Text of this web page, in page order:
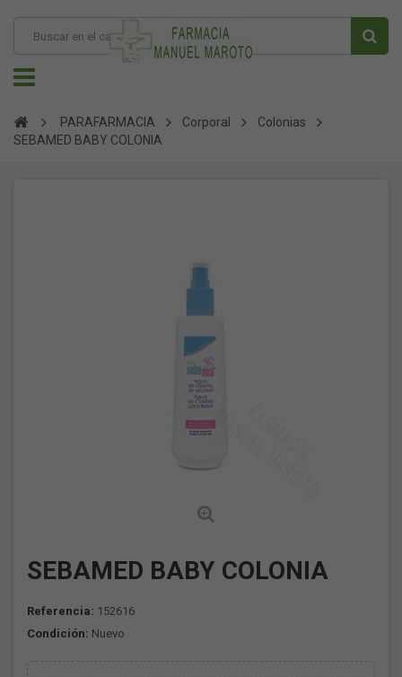
PARAFARMACIA Corporal
Colonias
SEBAMED BABY COLONIA
SEBAMED BABY COLONIA
Referencia: 152616
Condición: Nuevo